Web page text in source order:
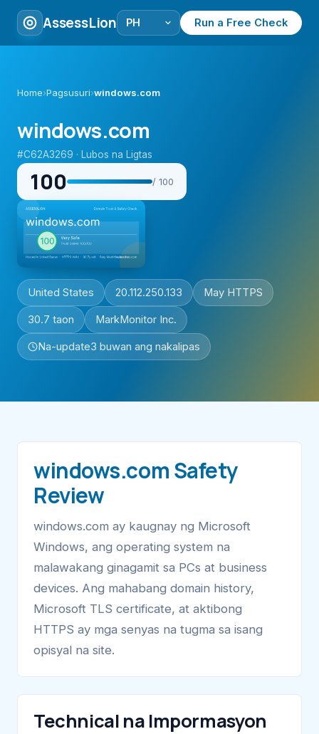
AssessLion Run a Free Check
Home›Pagsusuri›windows.com
windows.com
#C62A3269 · Lubos na Ligtas
100 / 100
United States 20.112.250.133 May HTTPS
30.7 taon MarkMonitor Inc.
Na-update3 buwan ang nakalipas
windows.com Safety
Review
windows.com ay kaugnay ng Microsoft
Windows, ang operating system na
malawakang ginagamit sa PCs at business
devices. Ang mahabang domain history,
Microsoft TLS certificate, at aktibong
HTTPS ay mga senyas na tugma sa isang
opisyal na site.
Technical na Impormasyon